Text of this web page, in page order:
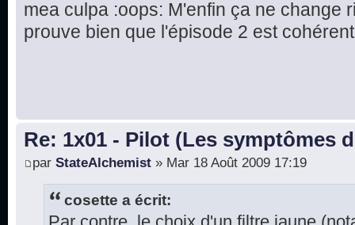
mea culpa :oops: M'enfin ça ne change
prouve bien que l'épisode 2 est
Re: 1x01 - Pilot (Les symptômes
par StateAlchemist » Mar 18 Août 2009 17:19
cosette a écrit: